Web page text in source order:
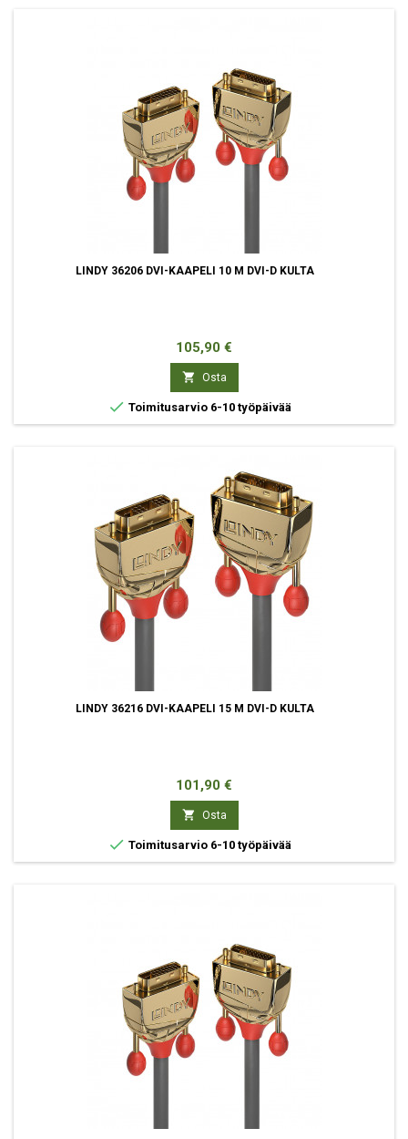
LINDY 36206 DVI-KAAPELI 10 M DVI-D KULTA
Hinta
105,90 €
 Osta
 Toimitusarvio 6-10 työpäivää
LINDY 36216 DVI-KAAPELI 15 M DVI-D KULTA
Hinta
101,90 €
 Osta
 Toimitusarvio 6-10 työpäivää